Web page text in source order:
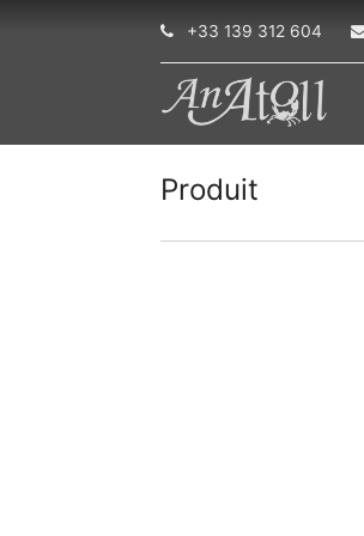
+33 139 312 604
Produit